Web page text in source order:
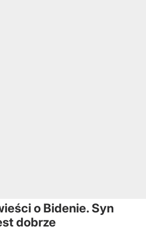
o Bidenie. Syn
dobrze